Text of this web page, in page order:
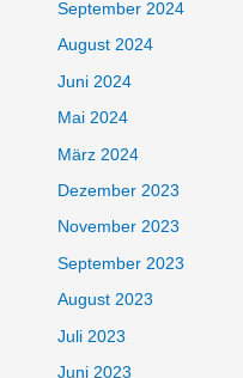
September 2024
August 2024
Juni 2024
Mai 2024
März 2024
Dezember 2023
November 2023
September 2023
August 2023
Juli 2023
Juni 2023